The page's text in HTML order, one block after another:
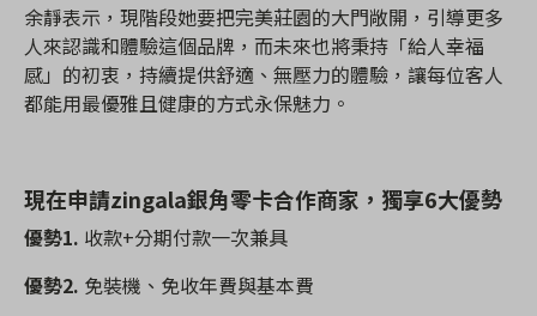
余靜表示，現階段她要把完美莊園的大門敞開，引導更多
人來認識和體驗這個品牌，而未來也將秉持「給人幸福
感」的初衷，持續提供舒適、無壓力的體驗，讓每位客人
都能用最優雅且健康的方式永保魅力。
現在申請zingala銀角零卡合作商家，獨享6大優勢
優勢1. 收款+分期付款一次兼具
優勢2. 免裝機、免收年費與基本費